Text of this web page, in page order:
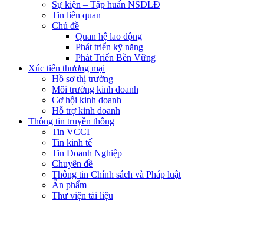
Sự kiện – Tập huấn NSDLĐ
Tin liên quan
Chủ đề
Quan hệ lao động
Phát triển kỹ năng
Phát Triển Bền Vững
Xúc tiến thương mại
Hồ sơ thị trường
Môi trường kinh doanh
Cơ hội kinh doanh
Hỗ trợ kinh doanh
Thông tin truyền thông
Tin VCCI
Tin kinh tế
Tin Doanh Nghiệp
Chuyên đề
Thông tin Chính sách và Pháp luật
Ấn phẩm
Thư viện tài liệu